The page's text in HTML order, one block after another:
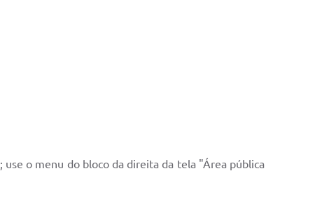
; use o menu do bloco da direita da tela "Área pública